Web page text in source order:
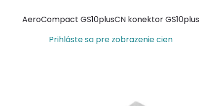
AeroCompact GS10plusCN konektor GS10plus
Prihláste sa pre zobrazenie cien